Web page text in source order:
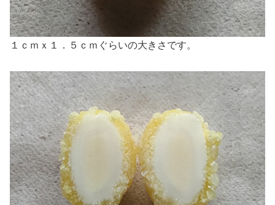
１ｃｍｘ１．５ｃｍぐらいの大きさです。